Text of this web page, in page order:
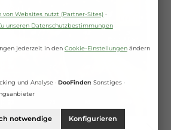
Websites nutzt (Partner-Sites)·
unseren Datenschutzbestimmungen
jederzeit in den Cookie-Einstellungenändern
und Analyse · DooFinder: Sonstiges ·
notwendige Konfigurieren